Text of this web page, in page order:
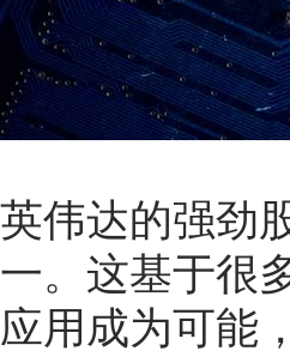
英伟达的强劲
一。这基于很
应用成为可能